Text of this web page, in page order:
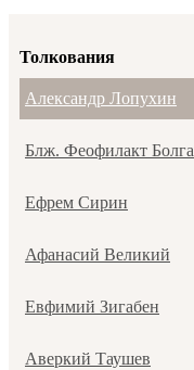
Толкования
Александр Лопухин
Блж. Феофилакт
Ефрем Сирин
Афанасий Великий
Евфимий Зигабен
Аверкий Таушев